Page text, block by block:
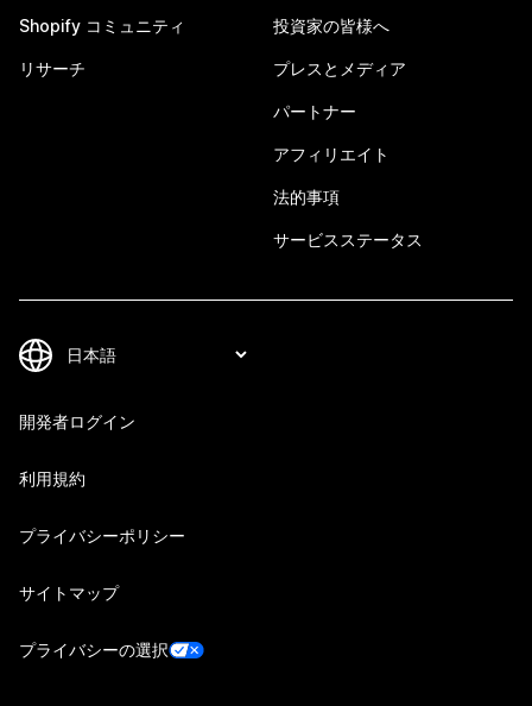
Shopify コミュニティ
リサーチ
投資家の皆様へ
プレスとメディア
パートナー
アフィリエイト
法的事項
サービスステータス
開発者ログイン
利用規約
プライバシーポリシー
サイトマップ
プライバシーの選択